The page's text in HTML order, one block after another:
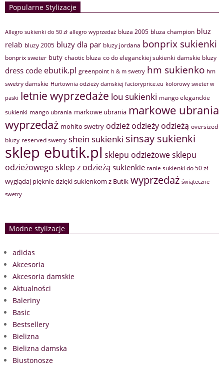
Popularne Stylizacje
Allegro sukienki do 50 zł allegro wyprzedaż bluza 2005 bluza champion bluz
relab bluzy 2005 bluzy dla par bluzy jordana bonprix sukienki
bonprix sweter buty chaotic bluza co do eleganckiej sukienki damskie bluzy
dress code ebutik.pl greenpoint h & m swetry hm sukienko hm
swetry damskie Hurtownia odzieży damskiej factoryprice.eu kolorowy sweter w
paski letnie wyprzedaże lou sukienki mango eleganckie
sukienki mango ubrania markowe ubrania markowe ubrania
wyprzedaż mohito swetry odzież odzieży odzieżą oversized
bluzy reserved swetry shein sukienki sinsay sukienki
sklep ebutik.pl sklepu odzieżowesklepu
odzieżowego sklep z odzieżą sukienkie tanie sukienki do 50 zł
wyglądaj pięknie dzięki sukienkom z Butik wyprzedaż świąteczne
swetry
Modne stylizacje
adidas
Akcesoria
Akcesoria damskie
Aktualności
Baleriny
Basic
Bestsellery
Bielizna
Bielizna damska
Biustonosze